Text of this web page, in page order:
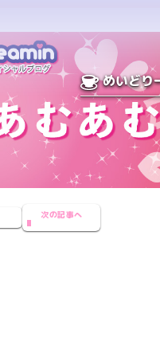
めいどり
次の記事へ